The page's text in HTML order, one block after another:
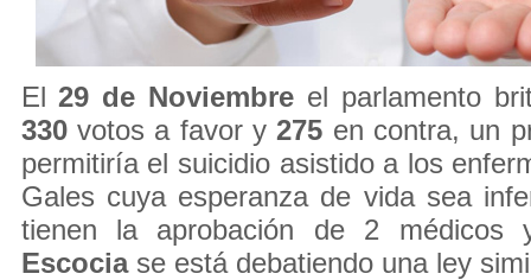
El29 de Noviembre el parlamento
330votos a favor y275 en contra, un
permitiría el suicidio asistido a los
Gales cuya esperanza de vida sea
tienen la aprobación de 2 médicos
Escociase está debatiendo una ley